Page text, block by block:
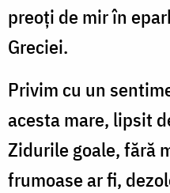
preoţi de mir în
Greciei.
Privim cu un
acesta mare, lipsit
Zidurile goale, fără
frumoase ar fi,